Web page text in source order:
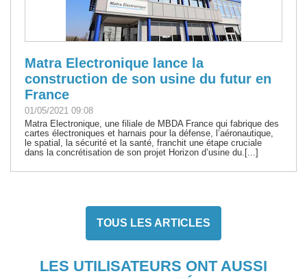
Matra Electronique lance la
construction de son usine du futur en
France
01/05/2021 09:08
Matra Electronique, une filiale de MBDA France qui fabrique des
cartes électroniques et harnais pour la défense, l’aéronautique,
le spatial, la sécurité et la santé, franchit une étape cruciale
dans la concrétisation de son projet Horizon d’usine du.[...]
TOUS LES ARTICLES
LES UTILISATEURS ONT AUSSI